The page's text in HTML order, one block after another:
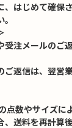
、はじめて確保
受注メールのご
ご返信は、翌営
点数やサイズに
、送料を再計算